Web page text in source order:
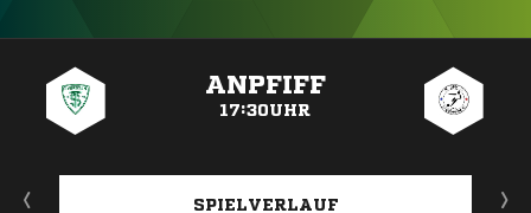
ANPFIFF
17:30UHR
SPIELVERLAUF